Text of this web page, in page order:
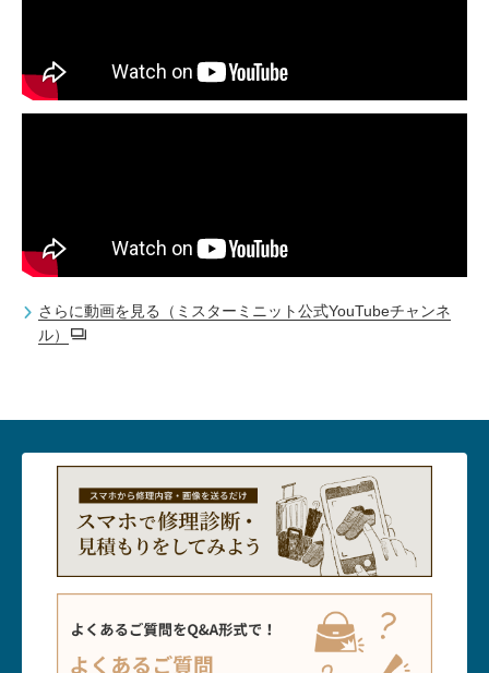
さらに動画を見る（ミスターミニット公式YouTubeチャンネ
ル）